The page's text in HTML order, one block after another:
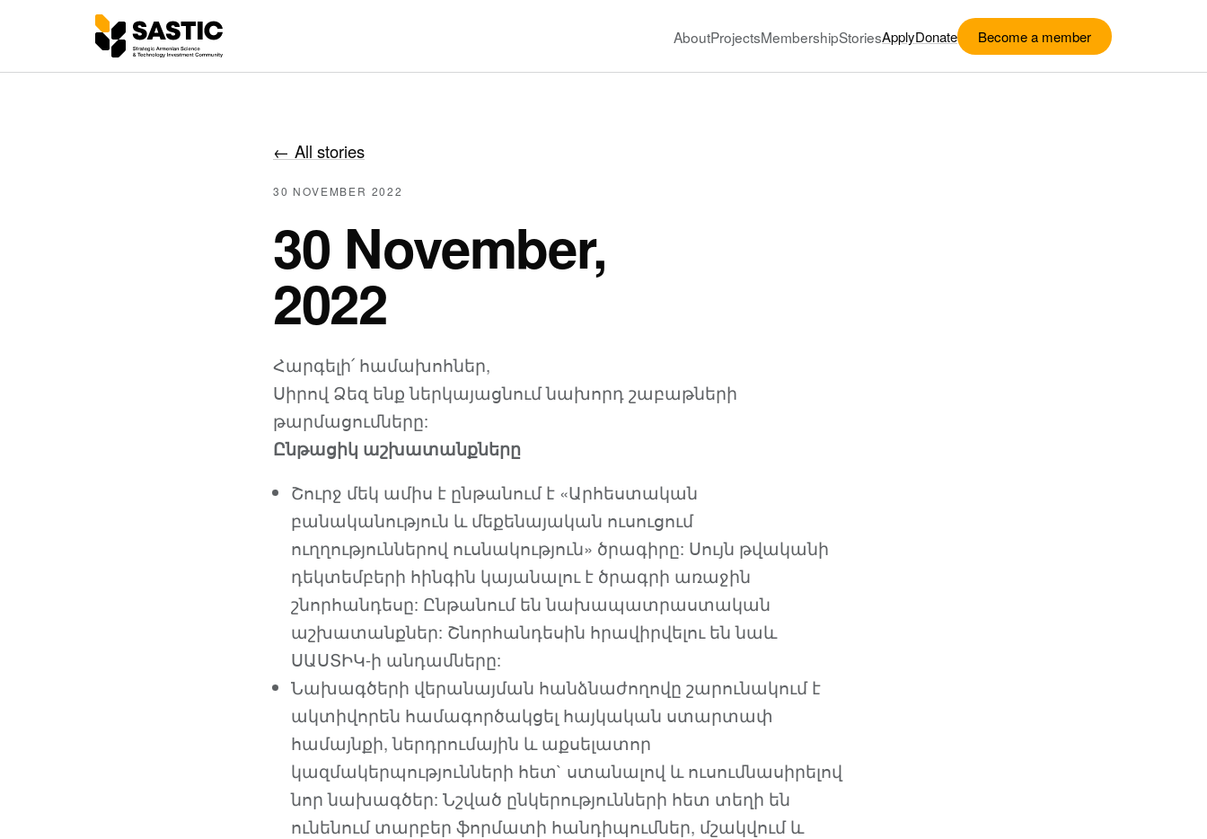
AboutProjectsMembershipStoriesApplyDonate Become a member
← All stories
30 NOVEMBER 2022
30 November,
2022
Հարգելի՛ համախոհներ,
Սիրով Ձեզ ենք ներկայացնում նախորդ շաբաթների
թարմացումները:
Ընթացիկ աշխատանքները
Շուրջ մեկ ամիս է ընթանում է «Արհեստական
բանականություն և մեքենայական ուսուցում
ուղղություններով ուսնակություն» ծրագիրը: Սույն թվականի
դեկտեմբերի հինգին կայանալու է ծրագրի առաջին
շնորհանդեսը: Ընթանում են նախապատրաստական
աշխատանքներ: Շնորհանդեսին հրավիրվելու են նաև
ՍԱՍՏԻԿ-ի անդամները:
Նախագծերի վերանայման հանձնաժողովը շարունակում է
ակտիվորեն համագործակցել հայկական ստարտափ
համայնքի, ներդրումային և աքսելատոր
կազմակերպությունների հետ` ստանալով և ուսումնասիրելով
նոր նախագծեր: Նշված ընկերությունների հետ տեղի են
ունենում տարբեր ֆորմատի հանդիպումներ, մշակվում և